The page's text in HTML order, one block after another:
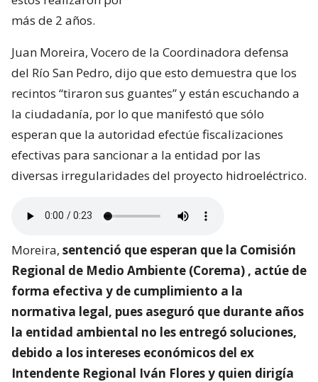
más de 2 años.
Juan Moreira, Vocero de la Coordinadora defensa
del Río San Pedro, dijo que esto demuestra que los
recintos “tiraron sus guantes” y están escuchando a
la ciudadanía, por lo que manifestó que sólo
esperan que la autoridad efectúe fiscalizaciones
efectivas para sancionar a la entidad por las
diversas irregularidades del proyecto hidroeléctrico.
Moreira, sentenció que esperan que la Comisión
Regional de Medio Ambiente (Corema) , actúe de
forma efectiva y de cumplimiento a la
normativa legal, pues aseguró que durante años
la entidad ambiental no les entregó soluciones,
debido a los intereses económicos del ex
Intendente Regional Iván Flores y quien dirigía